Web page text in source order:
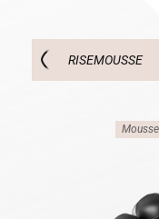
RISEMOUSSE